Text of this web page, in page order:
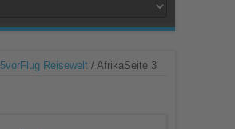
5vorFlug Reisewelt/ AfrikaSeite 3